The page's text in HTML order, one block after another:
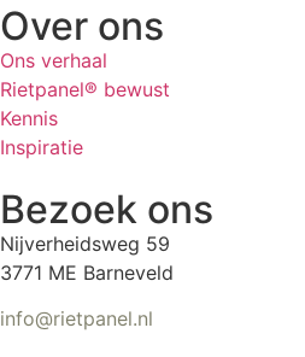
Over ons
Ons verhaal
Rietpanel® bewust
Kennis
Inspiratie
Bezoek ons
Nijverheidsweg 59
3771 ME Barneveld
info@rietpanel.nl